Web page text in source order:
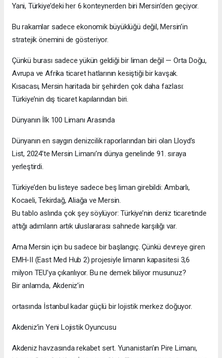
Yani, Türkiye’deki her 6 konteynerden biri Mersin’den geçiyor.
Bu rakamlar sadece ekonomik büyüklüğü değil, Mersin’in
stratejik önemini de gösteriyor.
Çünkü burası sadece yükün geldiği bir liman değil — Orta Doğu,
Avrupa ve Afrika ticaret hatlarının kesiştiği bir kavşak.
Kısacası, Mersin haritada bir şehirden çok daha fazlası:
Türkiye’nin dış ticaret kapılarından biri.
Dünyanın İlk 100 Limanı Arasında
Dünyanın en saygın denizcilik raporlarından biri olan Lloyd’s
List, 2024’te Mersin Limanı’nı dünya genelinde 91. sıraya
yerleştirdi.
Türkiye’den bu listeye sadece beş liman girebildi: Ambarlı,
Kocaeli, Tekirdağ, Aliağa ve Mersin.
Bu tablo aslında çok şey söylüyor: Türkiye’nin deniz ticaretinde
attığı adımların artık uluslararası sahnede karşılığı var.
Ama Mersin için bu sadece bir başlangıç. Çünkü devreye giren
EMH-II (East Med Hub 2) projesiyle limanın kapasitesi 3,6
milyon TEU’ya çıkarılıyor. Bu ne demek biliyor musunuz?
Bir anlamda, Akdeniz’in
ortasında İstanbul kadar güçlü bir lojistik merkez doğuyor.
Akdeniz’in Yeni Lojistik Oyuncusu
Akdeniz havzasında rekabet sert. Yunanistan’ın Pire Limanı,